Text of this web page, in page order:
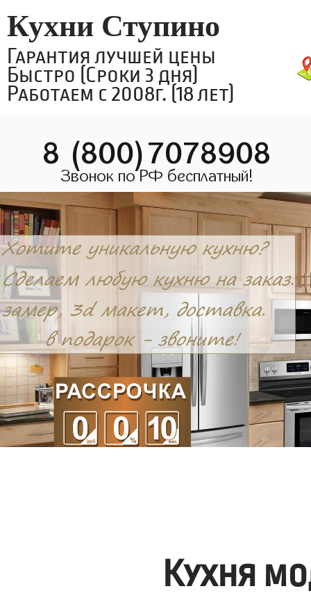
Кухни Ступино
Гарантия лучшей цены
Быстро (Сроки 3 дня)
Работаем с 2008г. (18 лет)
8 (800)7078908
Звонок по РФ бесплатный!
Кухня